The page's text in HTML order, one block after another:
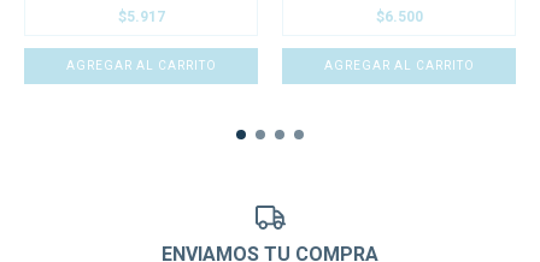
$5.917
$6.500
ENVIAMOS TU COMPRA